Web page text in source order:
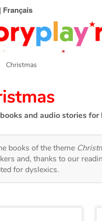
| Français
Christmas
and audio stories for
books of the theme
and, thanks to our
for dyslexics.